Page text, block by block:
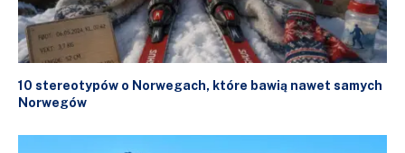
10 stereotypów o Norwegach, które bawią nawet samych
Norwegów